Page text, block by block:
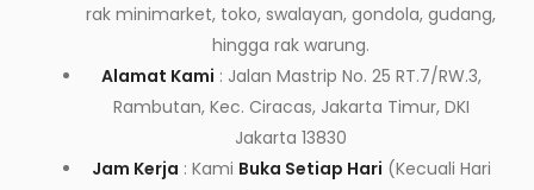
rak minimarket, toko, swalayan, gondola, gudang,
hingga rak warung.
Alamat Kami : Jalan Mastrip No. 25 RT.7/RW.3,
Rambutan, Kec. Ciracas, Jakarta Timur, DKI
Jakarta 13830
Jam Kerja : Kami Buka Setiap Hari (Kecuali Hari